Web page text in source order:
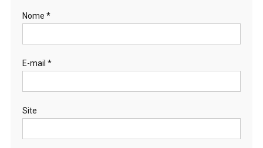
Nome *
E-mail *
Site